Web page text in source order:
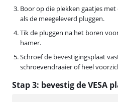
Boor op die plekken gaatjes
als de meegeleverd pluggen.
Tik de pluggen na het boren
hamer.
Schroef de bevestigingsplaat
schroevendraaier of heel
Stap 3: bevestig de VESA